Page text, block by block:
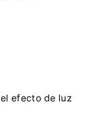
efecto de luz